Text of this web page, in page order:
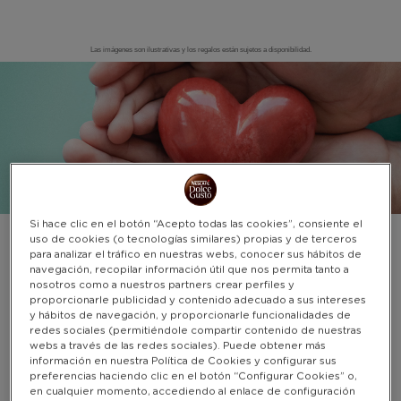
successfully!
DONACIONES
Las imágenes son ilustrativas y los regalos están sujetos a disponibilidad.
DONACIONES
Descubre lo fácil que es colaborar con nuestras asociaciones. No
esperes más y usa tus puntos PREMIO para apoyarlas
Si hace clic en el botón “Acepto todas las cookies”, consiente el
uso de cookies (o tecnologías similares) propias y de terceros
para analizar el tráfico en nuestras webs, conocer sus hábitos de
navegación, recopilar información útil que nos permita tanto a
nosotros como a nuestros partners crear perfiles y
proporcionarle publicidad y contenido adecuado a sus intereses
y hábitos de navegación, y proporcionarle funcionalidades de
redes sociales (permitiéndole compartir contenido de nuestras
webs a través de las redes sociales). Puede obtener más
información en nuestra Política de Cookies y configurar sus
preferencias haciendo clic en el botón “Configurar Cookies” o,
en cualquier momento, accediendo al enlace de configuración